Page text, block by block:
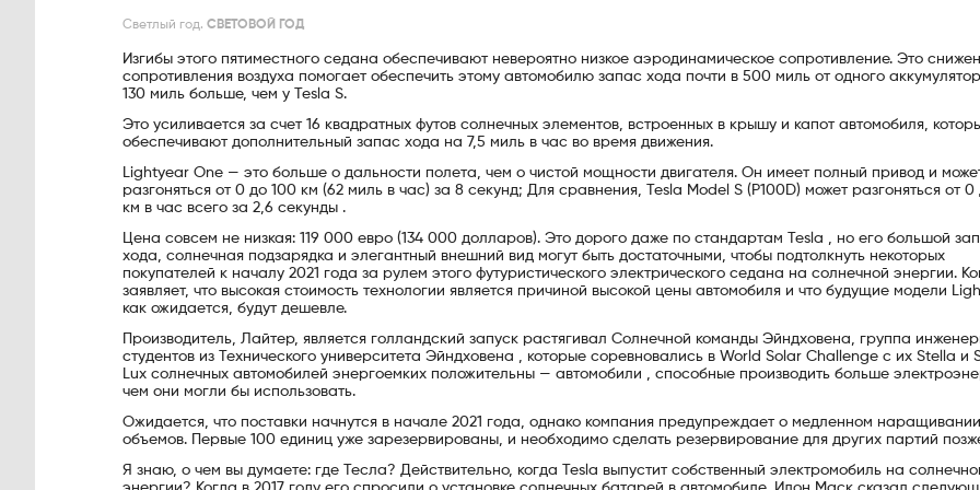
Светлый год. СВЕТОВОЙ ГОД
Изгибы этого пятиместного седана обеспечивают невероятно низкое аэродинамическое сопротивление. Это
сопротивления воздуха помогает обеспечить этому автомобилю запас хода почти в 500 миль от одного
130 миль больше, чем у Tesla S.
Это усиливается за счет 16 квадратных футов солнечных элементов, встроенных в крышу и капот автомобиля,
обеспечивают дополнительный запас хода на 7,5 миль в час во время движения.
Lightyear One — это больше о дальности полета, чем о чистой мощности двигателя. Он имеет полный привод и
разгоняться от 0 до 100 км (62 миль в час) за 8 секунд; Для сравнения, Tesla Model S (P100D) может разгоняться от 0
км в час всего за 2,6 секунды .
Цена совсем не низкая: 119 000 евро (134 000 долларов). Это дорого даже по стандартам Tesla , но его большой
хода, солнечная подзарядка и элегантный внешний вид могут быть достаточными, чтобы подтолкнуть некоторых
покупателей к началу 2021 года за рулем этого футуристического электрического седана на солнечной энергии.
заявляет, что высокая стоимость технологии является причиной высокой цены автомобиля и что будущие модели
как ожидается, будут дешевле.
Производитель, Лайтер, является голландский запуск растягивал Солнечной команды Эйндховена, группа
студентов из Технического университета Эйндховена , которые соревновались в World Solar Challenge с их Stella и
Lux солнечных автомобилей энергоемких положительны — автомобили , способные производить больше
чем они могли бы использовать.
Ожидается, что поставки начнутся в начале 2021 года, однако компания предупреждает о медленном наращивании
объемов. Первые 100 единиц уже зарезервированы, и необходимо сделать резервирование для других партий
Я знаю, о чем вы думаете: где Тесла? Действительно, когда Tesla выпустит собственный электромобиль на